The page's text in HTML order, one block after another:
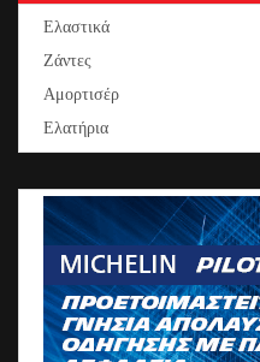
Ελαστικά
Ζάντες
Αμορτισέρ
Ελατήρια